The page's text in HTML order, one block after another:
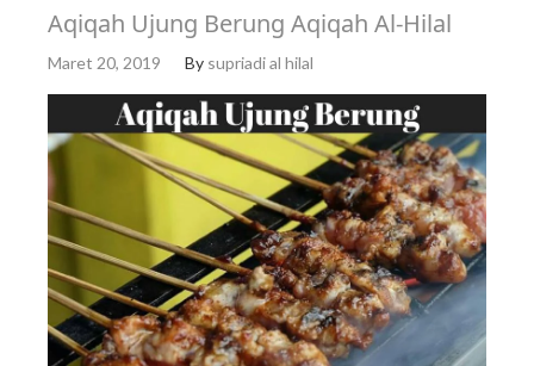
Aqiqah Ujung Berung Aqiqah Al-Hilal
Maret 20, 2019 By supriadi al hilal